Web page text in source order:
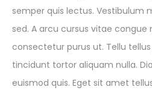
semper quis lectus. Vestibulum
sed. A arcu cursus vitae congue
consectetur purus ut. Tellu
tincidunt tortor aliquam nulla.
euismod quis. Eget sit amet